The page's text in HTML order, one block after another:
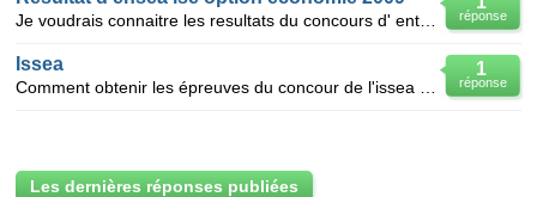
réponse
1
réponse
Issea
Les dernières réponses publiées